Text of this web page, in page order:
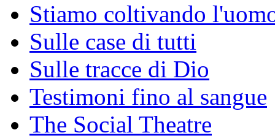
Stiamo coltivando
Sulle case di tutti
Sulle tracce di Dio
Testimoni fino al sangue
The Social Theatre